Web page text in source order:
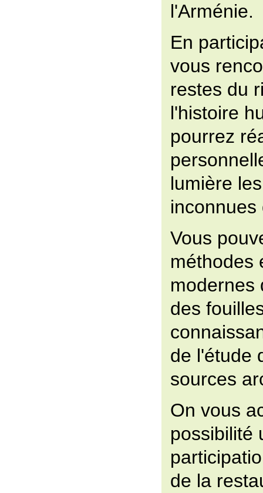
l'Arménie.
En
vous
restes du
l'histoire
pourrez
lumière
inconnues
Vous
méthodes
modernes
des
de l'étude
sources
On vous
possibilité
de la